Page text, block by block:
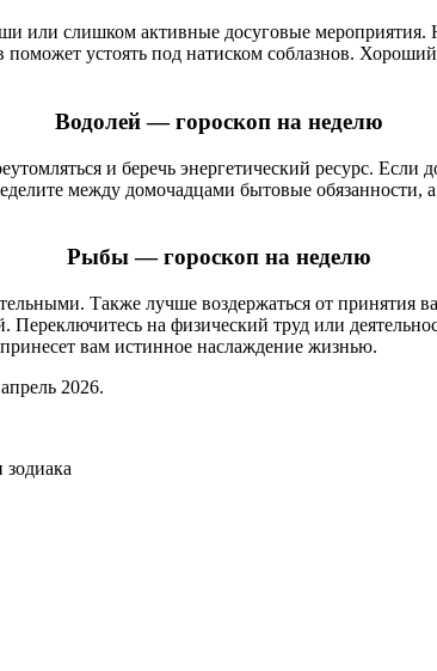
или слишком активные досуговые
устоять под натиском соблазнов.
Водолей — гороскоп на неделю
и беречь энергетический ресурс.
между домочадцами бытовые обязанности,
Рыбы — гороскоп на неделю
Также лучше воздержаться от принятия
на физический труд или
вам истинное наслаждение жизнью.
2026.